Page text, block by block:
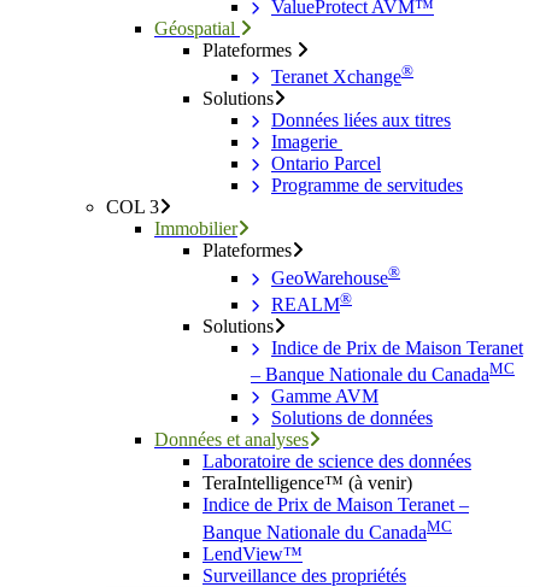
ValueProtect AVM™
Géospatial
Plateformes
Teranet Xchange®
Solutions
Données liées aux titres
Imagerie
Ontario Parcel
Programme de servitudes
COL 3
Immobilier
Plateformes
GeoWarehouse®
REALM®
Solutions
Indice de Prix de Maison Teranet
– Banque Nationale du CanadaMC
Gamme AVM
Solutions de données
Données et analyses
Laboratoire de science des données
TeraIntelligence™ (à venir)
Indice de Prix de Maison Teranet –
Banque Nationale du CanadaMC
LendView™
Surveillance des propriétés